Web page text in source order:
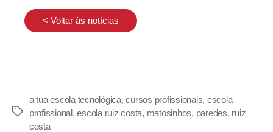
< Voltar às notícias
a tua escola tecnológica,cursos profissionais, escola
profissional,escola ruiz costa, matosinhos, paredes, ruiz
costa